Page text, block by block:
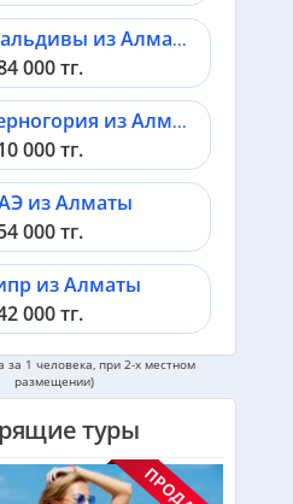
PARK (EX. LTI BELLEVUE
Эль-Кантауи
Мальдивы из Алматы
000 тг.
Черногория из Алматы
000 тг.
из Алматы
000 тг.
из Алматы
000 тг.
Шри-Ланка из Алматы
000 тг.
из Алматы
000 тг.
за 1 человека, при 2-х местном
размещении)
туры